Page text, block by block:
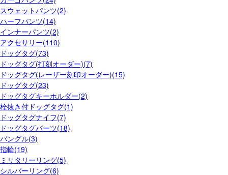
スウェットパンツ(2)
ハーフパンツ(14)
インナーパンツ(2)
アクセサリー(110)
ドッグタグ(73)
ドッグタグ(打刻オーダー)(7)
ドッグタグ(レーザー刻印オーダー)(15)
ドッグタグ(23)
ドッグタグキーホルダー(2)
栓抜き付ドッグタグ(1)
ドッグタグナイフ(7)
ドッグタグパーツ(18)
バングル(3)
指輪(19)
ミリタリーリング(5)
シルバーリング(6)